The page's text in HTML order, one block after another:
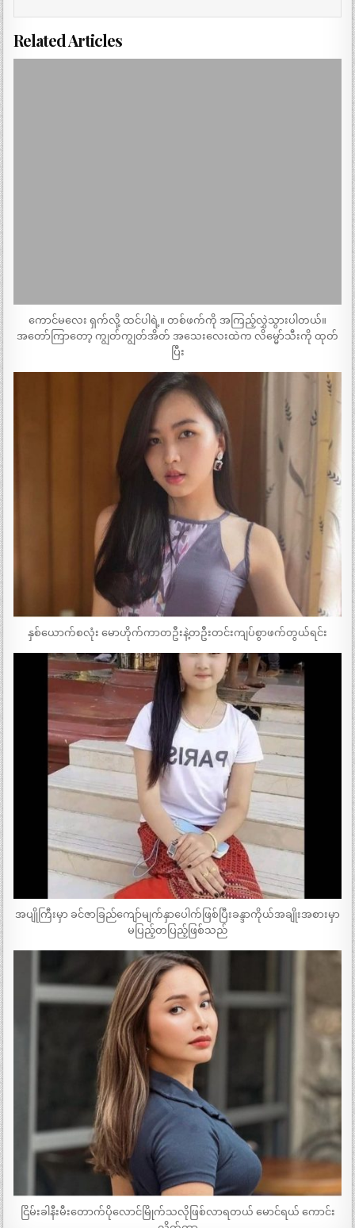
Related Articles
ကောင်မလေး ရှက်လို့ ထင်ပါရဲ့။ တစ်ဖက်ကို အကြည့်လွှဲသွားပါတယ်။
အတော်ကြာတော့ ကျွတ်ကျွတ်အိတ် အသေးလေးထဲက လိမ္မော်သီးကို ထုတ်
ပြီး
နှစ်ယောက်စလုံး မောဟိုက်ကာတဦးနဲ့တဦးတင်းကျပ်စွာဖက်တွယ်ရင်း
အပျိုကြီးမှာ ခင်ဇာခြည်ကျော်မျက်နှာပေါက်ဖြစ်ပြီးခန္ဒာကိုယ်အချိုးအစားမှာ
မပြည့်တပြည့်ဖြစ်သည်
ငြိမ်းခါနီးမီးတောက်ပိုလောင်မြိုက်သလိုဖြစ်လာရတယ် မောင်ရယ် ကောင်း